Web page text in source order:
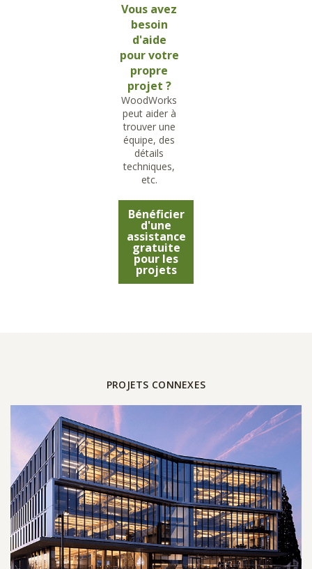
Vous avez
besoin
d'aide
pour votre
propre
projet ?
WoodWorks
peut aider à
trouver une
équipe, des
détails
techniques,
etc.
Bénéficier
d'une
assistance
gratuite
pour les
projets
PROJETS CONNEXES